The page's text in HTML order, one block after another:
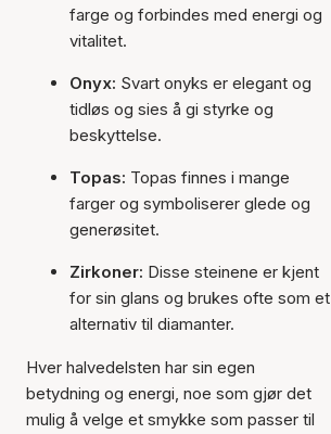
farge og forbindes med energi og
vitalitet.
Onyx: Svart onyks er elegant og
tidløs og sies å gi styrke og
beskyttelse.
Topas: Topas finnes i mange
farger og symboliserer glede og
generøsitet.
Zirkoner: Disse steinene er kjent
for sin glans og brukes ofte som et
alternativ til diamanter.
Hver halvedelsten har sin egen
betydning og energi, noe som gjør det
mulig å velge et smykke som passer til